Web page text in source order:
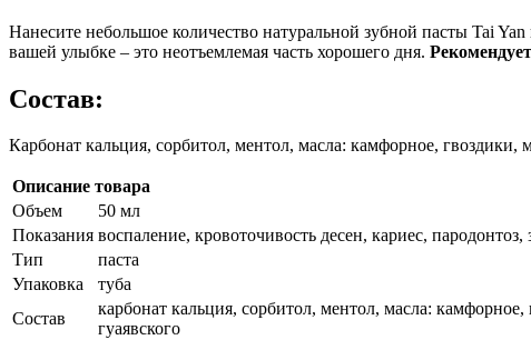
Нанесите небольшое количество натуральной зубной пасты Tai
вашей улыбке – это неотъемлемая часть хорошего дня.
Состав:
Карбонат кальция, сорбитол, ментол, масла: камфорное, гвоздики,
Описание товара
Объем
50 мл
Показания воспаление, кровоточивость десен, кариес, пародонтоз,
Тип
паста
Упаковка
туба
Состав
карбонат кальция, сорбитол, ментол, масла:
гуаявского